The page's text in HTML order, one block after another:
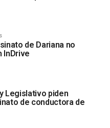
de Dariana no
InDrive
Legislativo piden
de conductora de